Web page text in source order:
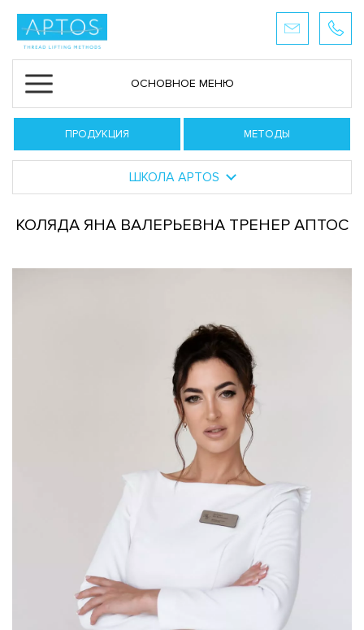
ОСНОВНОЕ МЕНЮ
ПРОДУКЦИЯ МЕТОДЫ
ШКОЛА APTOS
КОЛЯДА ЯНА ВАЛЕРЬЕВНА ТРЕНЕР АПТОС